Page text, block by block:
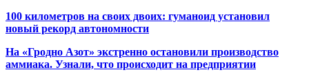
100 километров на своих двоих: гуманоид установил
новый рекорд автономности
На «Гродно Азот» экстренно остановили производство
аммиака. Узнали, что происходит на предприятии